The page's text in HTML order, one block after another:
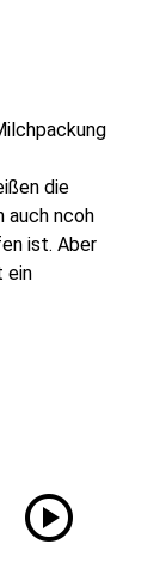
die
auch ncoh
ist. Aber
ein
play_circle